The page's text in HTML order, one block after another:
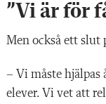
”Vi är för
Men också ett slut
– Vi måste hjälpas
elever. Vi vet att